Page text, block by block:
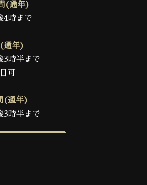
(通年)
4時まで
通年)
3時半まで
可
(通年)
3時半まで